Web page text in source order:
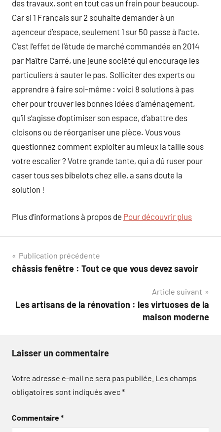
des travaux, sont en tout cas un frein pour beaucoup.
Car si 1 Français sur 2 souhaite demander à un
agenceur d’espace, seulement 1 sur 50 passe à l’acte.
C’est l’effet de l’étude de marché commandée en 2014
par Maître Carré, une jeune société qui encourage les
particuliers à sauter le pas. Solliciter des experts ou
apprendre à faire soi-même : voici 8 solutions à pas
cher pour trouver les bonnes idées d’aménagement,
qu’il s’agisse d’optimiser son espace, d’abattre des
cloisons ou de réorganiser une pièce. Vous vous
questionnez comment exploiter au mieux la taille sous
votre escalier ? Votre grande tante, qui a dû ruser pour
caser tous ses bibelots chez elle, a sans doute la
solution !
Plus d’informations à propos de Pour découvrir plus
Navigation
de
Publication précédente
châssis fenêtre : Tout ce que vous devez savoir
Article suivant
Les artisans de la rénovation : les virtuoses de la
maison moderne
Laisser un commentaire
Votre adresse e-mail ne sera pas publiée. Les champs
obligatoires sont indiqués avec*
Commentaire*